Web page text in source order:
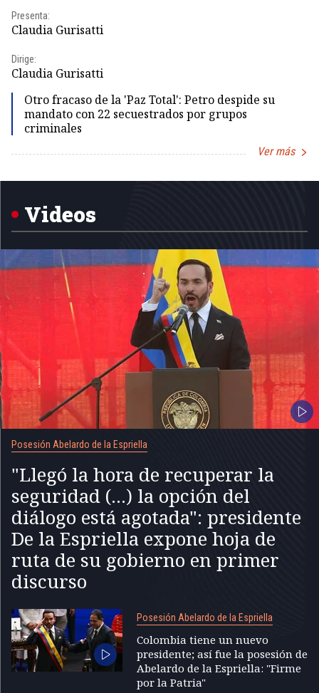
Presenta:
Claudia Gurisatti
Dirige:
Claudia Gurisatti
Otro fracaso de la 'Paz Total': Petro despide su
mandato con 22 secuestrados por grupos
criminales
Ver más
1
Videos
Posesión Abelardo de la Espriella
"Llegó la hora de recuperar la
seguridad (...) la opción del
diálogo está agotada": presidente
De la Espriella expone hoja de
ruta de su gobierno en primer
discurso
Posesión Abelardo de la Espriella
Colombia tiene un nuevo
presidente; así fue la posesión de
Abelardo de la Espriella: "Firme
por la Patria"